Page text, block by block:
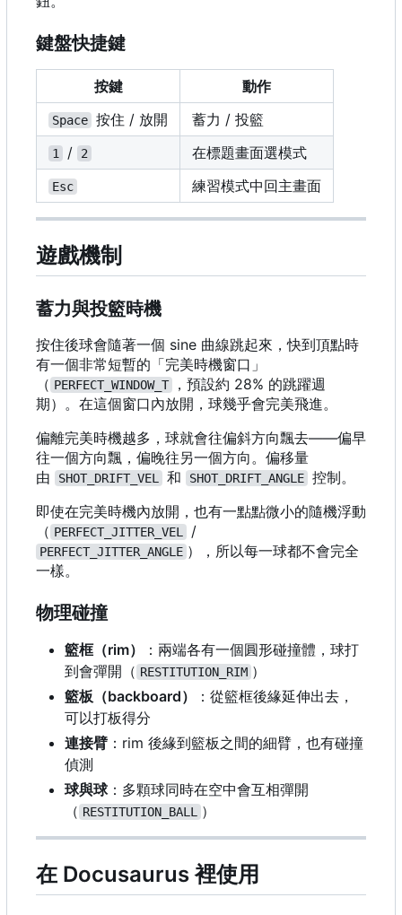
鍵盤快捷鍵
按鍵 動作
Space 按住 / 放開 蓄力 / 投籃
1 / 2 在標題畫面選模式
Esc 練習模式中回主畫面
遊戲機制
蓄力與投籃時機
按住後球會隨著一個 sine 曲線跳起來，快到頂點時
有一個非常短暫的「完美時機窗口」
（ PERFECT_WINDOW_T
，預設約 28% 的跳躍週
期）。在這個窗口內放開，球幾乎會完美飛進。
偏離完美時機越多，球就會往偏斜方向飄去——偏早
往一個方向飄，偏晚往另一個方向。偏移量
由
SHOT_DRIFT_VEL 和 SHOT_DRIFT_ANGLE 控制。
即使在完美時機內放開，也有一點點微小的隨機浮動
（ PERFECT_JITTER_VEL /
PERFECT_JITTER_ANGLE ），所以每一球都不會完全
一樣。
物理碰撞
籃框（rim）
：兩端各有一個圓形碰撞體，球打
到會彈開（ RESTITUTION_RIM ）
籃板 （backboard）
：從籃框後緣延伸出去，
可以打板得分
連接臂 ： rim 後緣到籃板之間的細臂，也有碰撞
偵測
球與球：多顆球同時在空中會互相彈開
（ RESTITUTION_BALL ）
在 Docusaurus 裡使用